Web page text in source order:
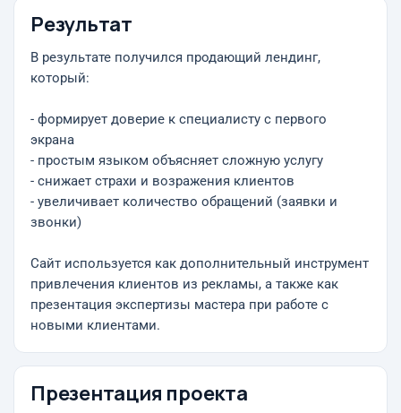
Результат
В результате получился продающий лендинг,
который:
- формирует доверие к специалисту с первого
экрана
- простым языком объясняет сложную услугу
- снижает страхи и возражения клиентов
- увеличивает количество обращений (заявки и
звонки)
Сайт используется как дополнительный инструмент
привлечения клиентов из рекламы, а также как
презентация экспертизы мастера при работе с
новыми клиентами.
Презентация проекта